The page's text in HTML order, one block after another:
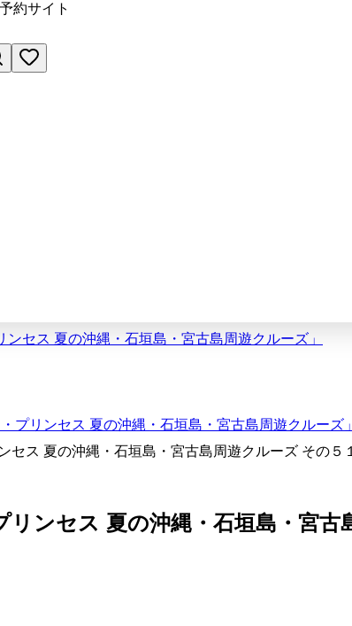
約サイト
セス 夏の沖縄・石垣島・宮古島周遊クルーズ」
プリンセス 夏の沖縄・石垣島・宮古島周遊クルーズ」
セス 夏の沖縄・石垣島・宮古島周遊クルーズ その
リンセス 夏の沖縄・石垣島・宮